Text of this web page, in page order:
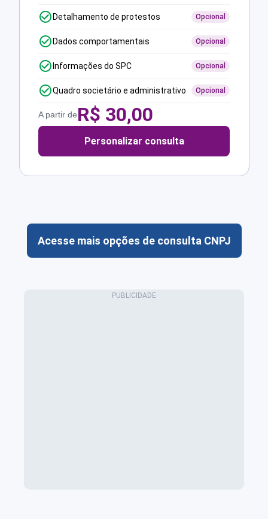
Detalhamento de protestos Opcional
Dados comportamentais Opcional
Informações do SPC Opcional
Quadro societário e administrativo Opcional
A partir deR$ 30,00
Personalizar consulta
Acesse mais opções de consulta CNPJ